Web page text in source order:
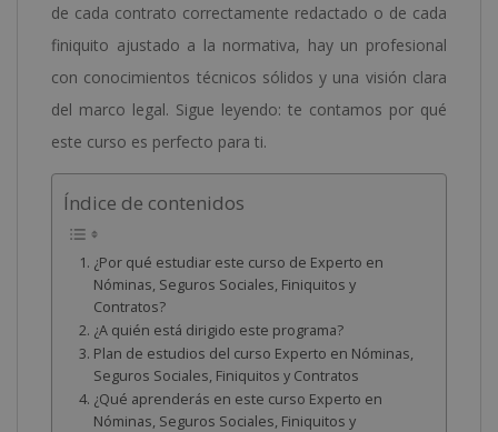
de cada contrato correctamente redactado o de cada
finiquito ajustado a la normativa, hay un profesional
con conocimientos técnicos sólidos y una visión clara
del marco legal. Sigue leyendo: te contamos por qué
este curso es perfecto para ti.
Índice de contenidos
¿Por qué estudiar este curso de Experto en
Nóminas, Seguros Sociales, Finiquitos y
Contratos?
¿A quién está dirigido este programa?
Plan de estudios del curso Experto en Nóminas,
Seguros Sociales, Finiquitos y Contratos
¿Qué aprenderás en este curso Experto en
Nóminas, Seguros Sociales, Finiquitos y